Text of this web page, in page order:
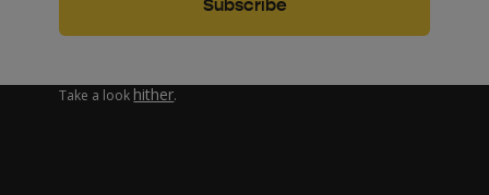
Take a look hither.